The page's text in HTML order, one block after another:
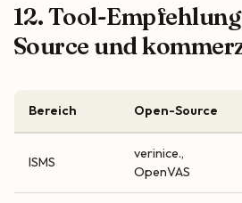
12. Tool-
Source und
Bereich Open-Source
ISMS
verinice.,
OpenVAS